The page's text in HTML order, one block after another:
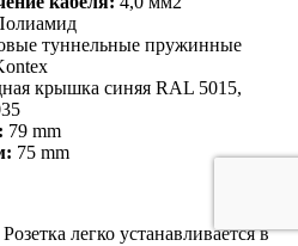
туннельные пружинные
крышка синяя RAL 5015,
79 mm
75 mm
Розетка легко устанавливается в